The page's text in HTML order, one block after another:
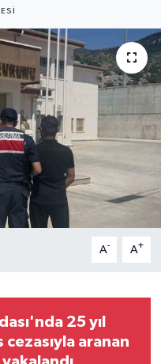
A- A+
25 yıl
cezasıyla aranan